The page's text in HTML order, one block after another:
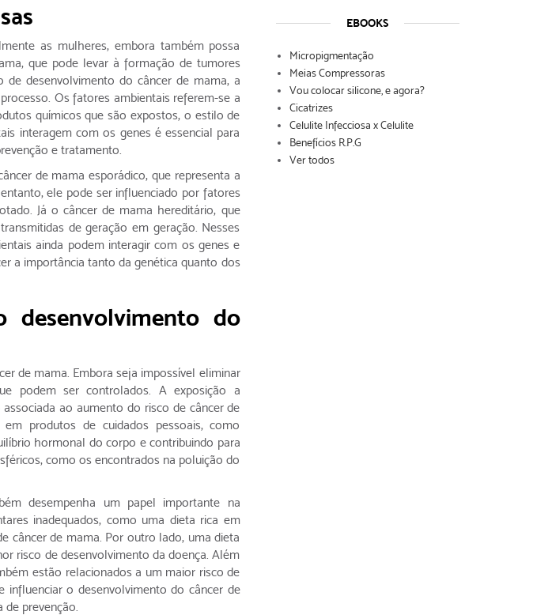
as mulheres, embora também possa
que pode levar à formação de tumores
desenvolvimento do câncer de mama, a
Os fatores ambientais referem-se a
químicos que são expostos, o estilo de
interagem com os genes é essencial para
e tratamento.
de mama esporádico, que representa a
ele pode ser influenciado por fatores
Já o câncer de mama hereditário, que
de geração em geração. Nesses
ainda podem interagir com os genes e
a importância tanto da genética quanto dos
desenvolvimento do
de mama. Embora seja impossível eliminar
podem ser controlados. A exposição a
ao aumento do risco de câncer de
produtos de cuidados pessoais, como
hormonal do corpo e contribuindo para
como os encontrados na poluição do
desempenha um papel importante na
inadequados, como uma dieta rica em
câncer de mama. Por outro lado, uma dieta
risco de desenvolvimento da doença. Além
estão relacionados a um maior risco de
influenciar o desenvolvimento do câncer de
prevenção.
EBOOKS
Micropigmentação
Meias Compressoras
Vou colocar silicone, e agora?
Cicatrizes
Celulite Infecciosa x Celulite
Benefícios R.P.G
Ver todos